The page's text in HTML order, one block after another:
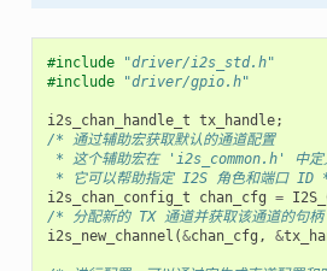
#include
"driver/i2s_std.h"
#include
"driver/gpio.h"
i2s_chan_handle_t tx_handle;
/* 通过辅助宏获取默认的通道配置
* 这个辅助宏在 'i2s_common.h' 中定
* 它可以帮助指定 I2S 角色和端口 ID
i2s_chan_config_t
chan_cfg =
/* 分配新的 TX 通道并获取该通道的句
i2s_new_channel (&chan_cfg , &